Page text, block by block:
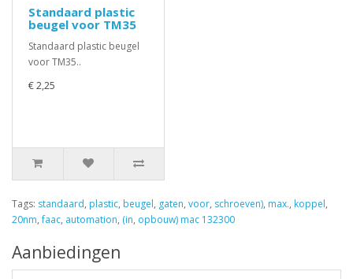
Standaard plastic
beugel voor TM35
Standaard plastic beugel
voor TM35..
€ 2,25
Tags: standaard, plastic, beugel, gaten, voor, schroeven), max., koppel,
20nm,faac, automation, (in, opbouw) mac 132300
Aanbiedingen